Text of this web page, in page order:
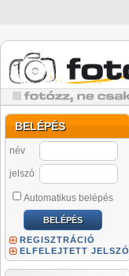
BELÉPÉS
név
jelszó
Automatikus belépés
REGISZTRÁCIÓ
ELFELEJTETT JELSZÓ